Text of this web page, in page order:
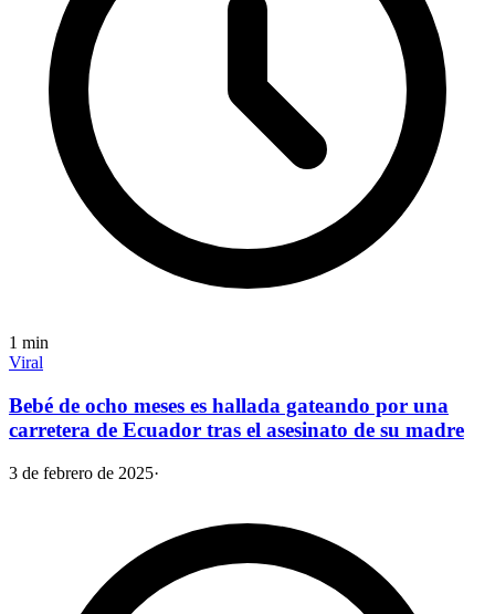
1 min
Viral
Bebé de ocho meses es hallada gateando por una
carretera de Ecuador tras el asesinato de su madre
3 de febrero de 2025·